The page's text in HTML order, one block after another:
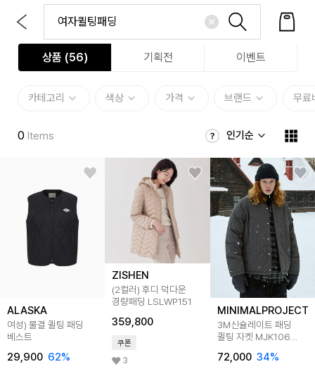
상품 (56) 기획전 이벤트
카테고리 색상 가격 브랜드 무료
0 Items 인기순
ALASKA
여성) 물결 퀼팅 패딩
베스트
29,900 62%
ZISHEN
(2컬러) 후디 덕다운
경량패딩 LSLWP151
359,800
쿠폰
3
MINIMALPROJECT
3M신슐레이트 패딩
퀼팅 자켓 MJK106
72,000 34%